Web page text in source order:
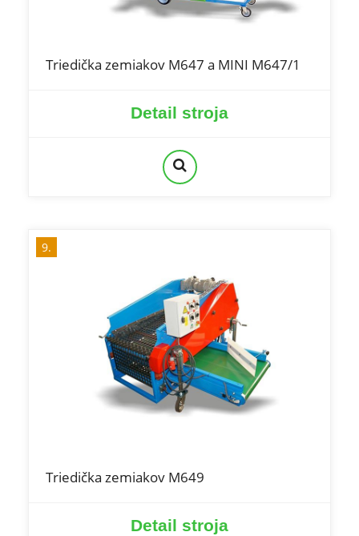
Triedička zemiakov M647 a MINI M647/1
Detail stroja
9.
Triedička zemiakov M649
Detail stroja